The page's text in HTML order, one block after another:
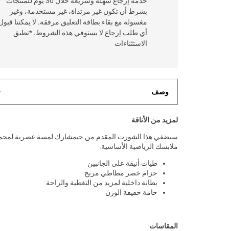
بشرط أن تكون غير مرتداة، غير مستخدمة، وغير
مغسولة مع بقاء بطاقة التعليق مرفقة. لا يمكننا
أي طلب إرجاع لا يستوفي هذه الشروط. *تطبق
الاستثناءات
وصف
لمزيد من الأناقة
سيضفي هذا الشورت المقدم من جيمشارك لمسة عصرية
ملابسك الرياضية الأساسية.
طيات أنيقة على الجانبين
حزام خصر مطاطي مريح
بطانة داخلية لمزيد من التغطية والراحة
خامة خفيفة الوزن
المقاسات